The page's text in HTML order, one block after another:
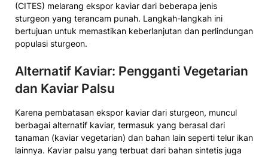
(CITES) melarang ekspor kaviar dari beberapa jenis
sturgeon yang terancam punah. Langkah-langkah ini
bertujuan untuk memastikan keberlanjutan dan perlindungan
populasi sturgeon.
Alternatif Kaviar: Pengganti Vegetarian
dan Kaviar Palsu
Karena pembatasan ekspor kaviar dari sturgeon, muncul
berbagai alternatif kaviar, termasuk yang berasal dari
tanaman (kaviar vegetarian) dan bahan lain seperti telur ikan
lainnya. Kaviar palsu yang terbuat dari bahan sintetis juga